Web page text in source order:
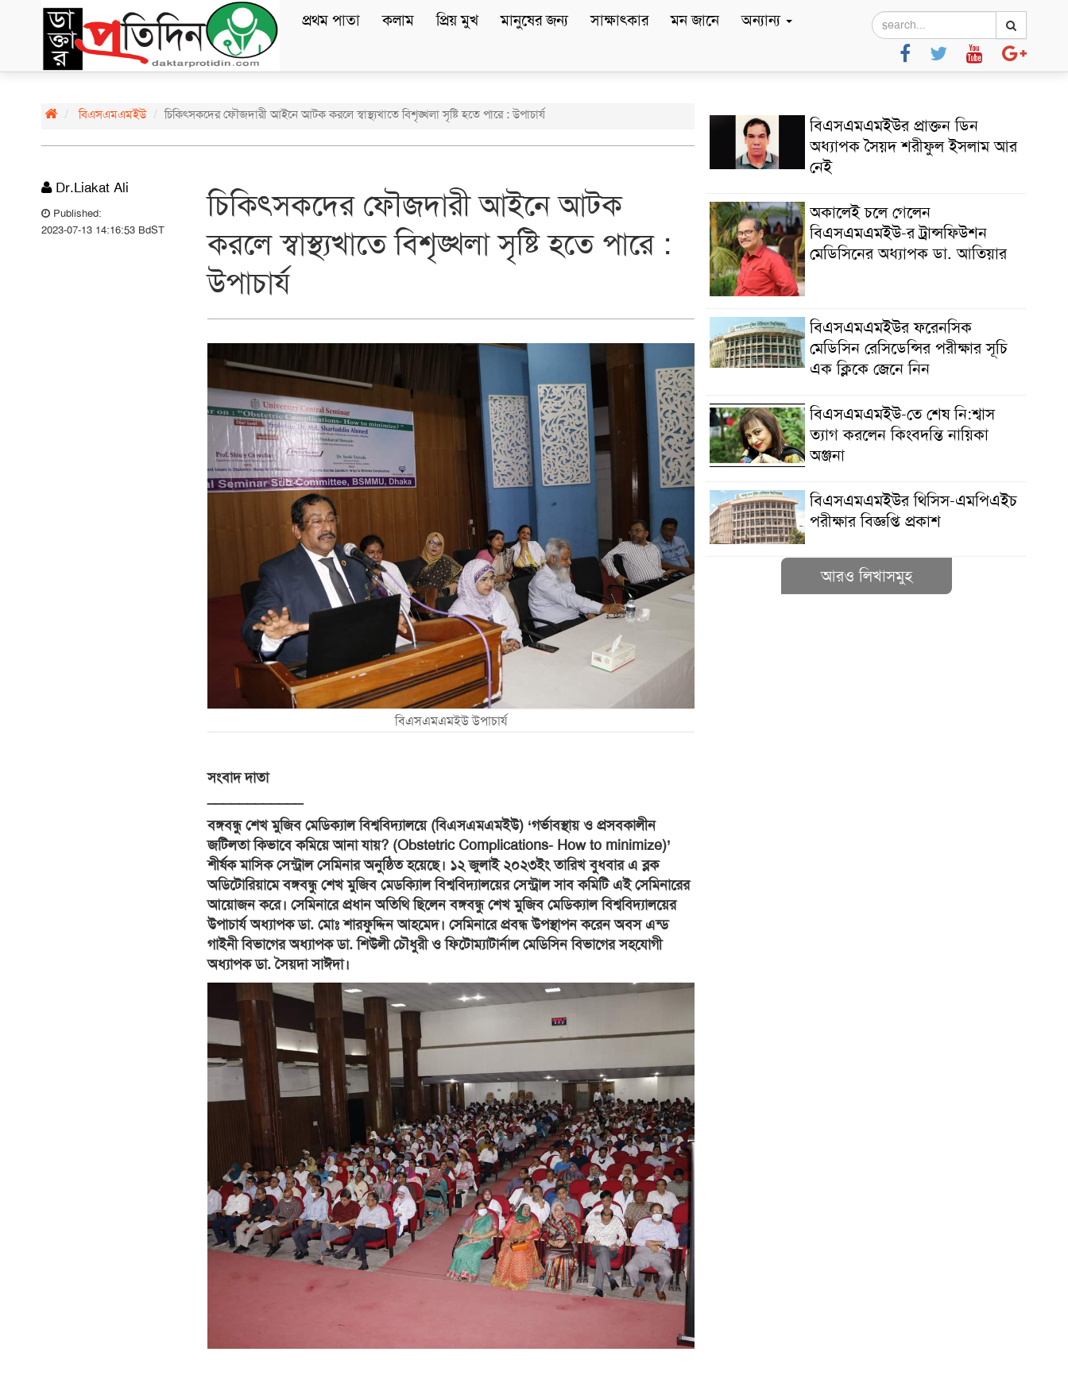
প্রথম পাতা কলাম প্রিয় মুখ মানুষের জন্য সাক্ষাৎকার মন জানে অন্যান্য
বিএসএমএমইউ চিকিৎসকদের ফৌজদারী আইনে আটক করলে স্বাস্থ্যখাতে বিশৃঙ্খলা সৃষ্টি হতে পারে : উপাচার্য
Dr.Liakat Ali
Published:
2023-07-13 14:16:53 BdST
চিকিৎসকদের ফৌজদারী আইনে আটক
করলে স্বাস্থ্যখাতে বিশৃঙ্খলা সৃষ্টি হতে পারে :
উপাচার্য
বিএসএমএমইউ উপাচার্য
সংবাদ দাতা
বঙ্গবন্ধু শেখ মুজিব মেডিক্যাল বিশ্ববিদ্যালয়ে (বিএসএমএমইউ) ‘গর্ভাবস্থায় ও প্রসবকালীন
জটিলতা কিভাবে কমিয়ে আনা যায়? (Obstetric Complications- How to minimize)’
শীর্ষক মাসিক সেন্ট্রাল সেমিনার অনুষ্ঠিত হয়েছে। ১২ জুলাই ২০২৩ইং তারিখ বুধবার এ ব্লক
অডিটোরিয়ামে বঙ্গবন্ধু শেখ মুজিব মেডক্যিাল বিশ্ববিদ্যালয়ের সেন্ট্রাল সাব কমিটি এই সেমিনারের
আয়োজন করে। সেমিনারে প্রধান অতিথি ছিলেন বঙ্গবন্ধু শেখ মুজিব মেডিক্যাল বিশ্ববিদ্যালয়ের
উপাচার্য অধ্যাপক ডা. মোঃ শারফুদ্দিন আহমেদ। সেমিনারে প্রবন্ধ উপস্থাপন করেন অবস এন্ড
গাইনী বিভাগের অধ্যাপক ডা. শিউলী চৌধুরী ও ফিটোম্যাটার্নাল মেডিসিন বিভাগের সহযোগী
অধ্যাপক ডা. সৈয়দা সাঈদা।
বিএসএমএমইউর প্রাক্তন ডিন
অধ্যাপক সৈয়দ শরীফুল ইসলাম আর
নেই
অকালেই চলে গেলেন
বিএসএমএমইউ-র ট্রান্সফিউশন
মেডিসিনের অধ্যাপক ডা. আতিয়ার
বিএসএমএমইউর ফরেনসিক
মেডিসিন রেসিডেন্সির পরীক্ষার সূচি
এক ক্লিকে জেনে নিন
বিএসএমএমইউ-তে শেষ নি:শ্বাস
ত্যাগ করলেন কিংবদন্তি নায়িকা
অঞ্জনা
বিএসএমএমইউর থিসিস-এমপিএইচ
পরীক্ষার বিজ্ঞপ্তি প্রকাশ
আরও লিখাসমুহ